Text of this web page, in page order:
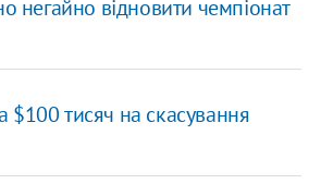
негайно відновити чемпіонат
тисяч на скасування